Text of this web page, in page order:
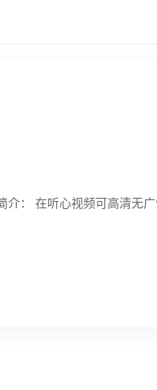
： 在听心视频可高清无广